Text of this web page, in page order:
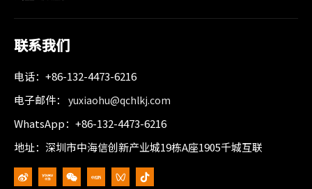
联系我们
电话：+86-132-4473-6216
电子邮件： yuxiaohu@qchlkj.com
WhatsApp：+86-132-4473-6216
地址：深圳市中海信创新产业城19栋A座1905千城互联